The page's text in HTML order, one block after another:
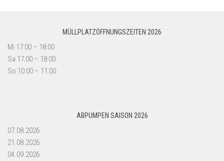
MÜLLPLATZÖFFNUNGSZEITEN 2026
Mi 17:00 – 18:00
Sa 17:00 – 18:00
So 10:00 – 11:00
ABPUMPEN SAISON 2026
07.08.2026
21.08.2026
04.09.2026